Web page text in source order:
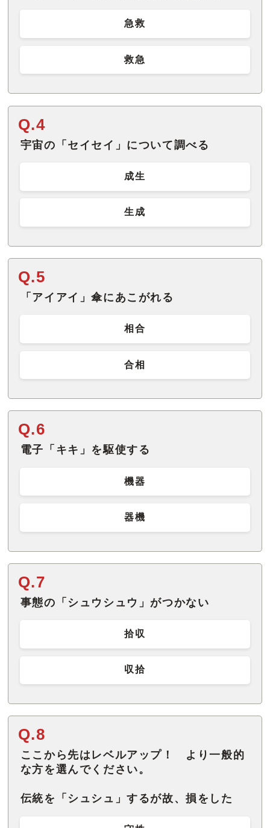
急救
救急
Q.4
宇宙の「セイセイ」について調べる
成生
生成
Q.5
「アイアイ」傘にあこがれる
相合
合相
Q.6
電子「キキ」を駆使する
機器
器機
Q.7
事態の「シュウシュウ」がつかない
拾収
収拾
Q.8
ここから先はレベルアップ！ より一般的
な方を選んでください。
伝統を「シュシュ」するが故、損をした